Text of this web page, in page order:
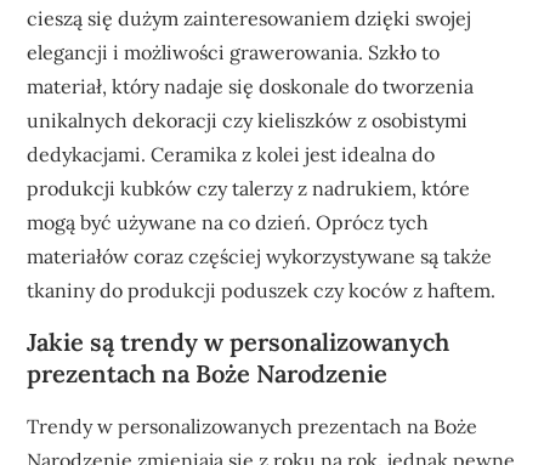
cieszą się dużym zainteresowaniem dzięki swojej
elegancji i możliwości grawerowania. Szkło to
materiał, który nadaje się doskonale do tworzenia
unikalnych dekoracji czy kieliszków z osobistymi
dedykacjami. Ceramika z kolei jest idealna do
produkcji kubków czy talerzy z nadrukiem, które
mogą być używane na co dzień. Oprócz tych
materiałów coraz częściej wykorzystywane są także
tkaniny do produkcji poduszek czy koców z haftem.
Jakie są trendy w personalizowanych
prezentach na Boże Narodzenie
Trendy w personalizowanych prezentach na Boże
Narodzenie zmieniają się z roku na rok, jednak pewne